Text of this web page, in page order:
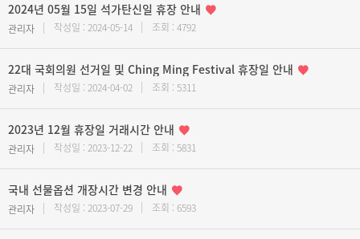
2024년 05월 15일 석가탄신일 휴장 안내
관리자 작성일 : 2024-05-14 조회 : 4792
22대 국회의원 선거일 및 Ching Ming Festival 휴장일 안내
관리자 작성일 : 2024-04-02 조회 : 5311
2023년 12월 휴장일 거래시간 안내
관리자 작성일 : 2023-12-22 조회 : 5831
국내 선물옵션 개장시간 변경 안내
관리자 작성일 : 2023-07-29 조회 : 6593